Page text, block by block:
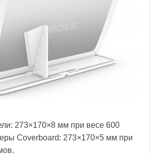
273×170×8 мм при весе 600
Coverboard: 273×170×5 мм при